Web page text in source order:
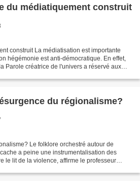
du médiatiquement construit
construit La médiatisation est importante
hégémonie est anti-démocratique. En effet,
Parole créatrice de l'univers a réservé aux
du régionalisme?
Le folklore orchestré autour de
a peine une instrumentalisation des
le lit de la violence, affirme le professeur